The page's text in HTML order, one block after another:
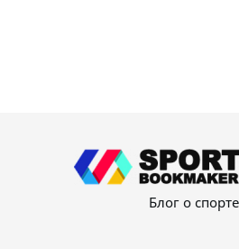
Блог о спорте